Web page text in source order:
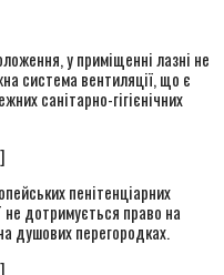
у приміщенні лазні не
система вентиляції, що є
санітарно-гігієнічних
пенітенціарних
дотримується право на
душових перегородках.